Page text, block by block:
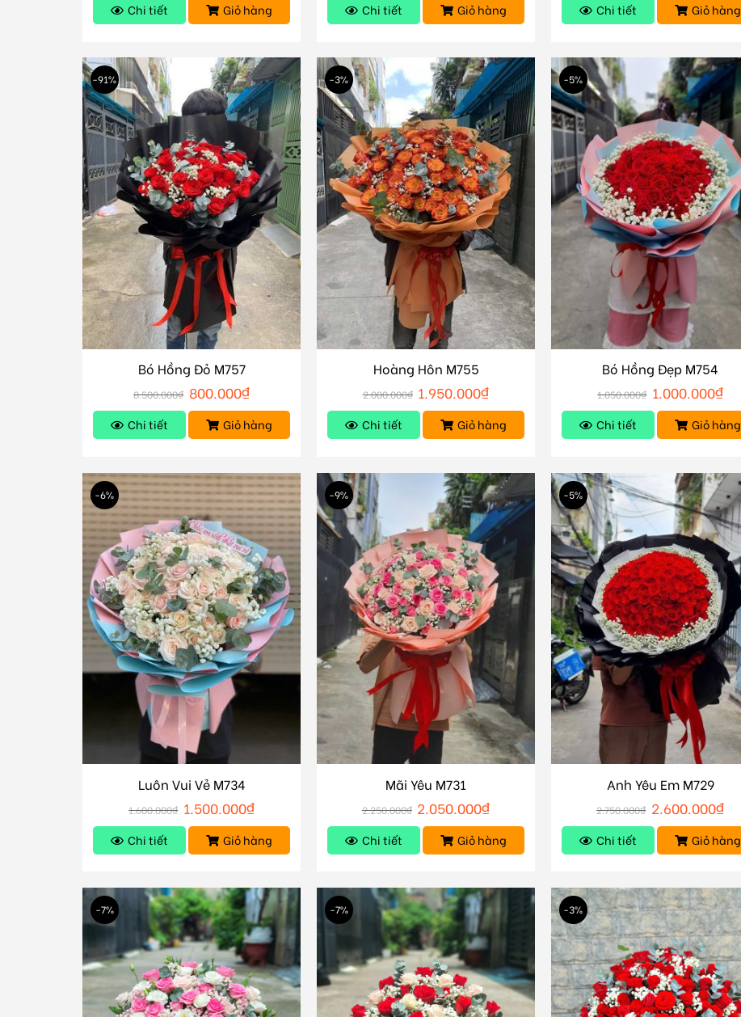
Chi tiết Giỏ hàng Chi tiết Giỏ hàng Chi tiết Giỏ hàng
-91%
Bó Hồng Đỏ M757
8.500.000₫ 800.000₫
Chi tiết Giỏ hàng
-3%
Hoàng Hôn M755
2.000.000₫ 1.950.000₫
Chi tiết Giỏ hàng
-5%
Bó Hồng Đẹp M754
1.050.000₫ 1.000.000₫
Chi tiết Giỏ hàng
-6%
Luôn Vui Vẻ M734
1.600.000₫ 1.500.000₫
Chi tiết Giỏ hàng
-9%
Mãi Yêu M731
2.250.000₫ 2.050.000₫
Chi tiết Giỏ hàng
-5%
Anh Yêu Em M729
2.750.000₫ 2.600.000₫
Chi tiết Giỏ hàng
-7% -7% -3%